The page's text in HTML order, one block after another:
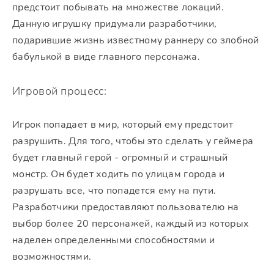
предстоит побывать на множестве локаций.
Данную игрушку придумали разработчики,
подарившие жизнь известному раннеру со злобной
бабулькой в виде главного персонажа.
Игровой процесс:
Игрок попадает в мир, который ему предстоит
разрушить. Для того, чтобы это сделать у геймера
будет главный герой - огромный и страшный
монстр. Он будет ходить по улицам города и
разрушать все, что попадется ему на пути.
Разработчики предоставляют пользователю на
выбор более 20 персонажей, каждый из которых
наделен определенными способностями и
возможностями.